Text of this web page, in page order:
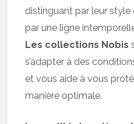
distinguant par leur style
par une ligne
Les collections Nobis
s’adapter à des
et vous aide à vous
manière optimale.